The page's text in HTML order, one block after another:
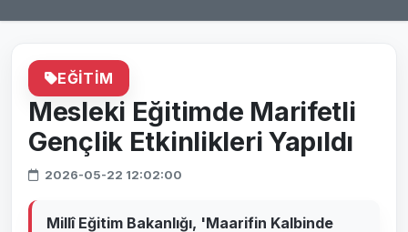
EĞITIM
Mesleki Eğitimde Marifetli
Gençlik Etkinlikleri Yapıldı
2026-05-22 12:02:00
Millî Eğitim Bakanlığı, 'Maarifin Kalbinde